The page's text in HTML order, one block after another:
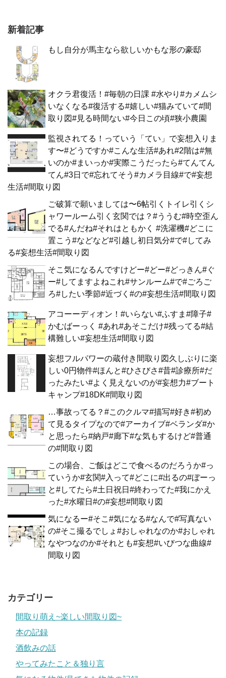
新着記事
もし自分が馬主なら欲しいかもな形の豪邸
オクラ君復活！#毎朝の日課 #水やり#カメムシ
いなくなる#復活する#嬉しい#猫みていて#間
取り図#見る時間ない#今日この頃#狭小農園
監視されてる！っていう「てい」で妄想入りま
す〜#どうですか#こんな生活#あれ#2階は#無
いのか#まいっか#実際こうだったら#てんてん
てん#3日で#忘れてそう#カメラ目線#で#妄想
生活#間取り図
ご破算で願いましては〜6帖引くトイレ引くシ
ャワールーム引く玄関では？#ううむ#時空歪ん
でる#んだね#それはともかく #洗濯機#どこに
置こう#などなど#引越し初日気分#で#してみ
る#妄想生活#間取り図
そこ気になるんですけどー#どー#どっきん#ぐ
ー#してますよねこれ#サンルーム#で#ごろご
ろ#したい季節#近づく#の#妄想生活#間取り図
アコーーディオン！#いらない#ふすま#障子#
かむばーっく #あれ#あそこだけ#残ってる#結
構難しい#妄想生活#間取り図
妄想フルパワーの蔵付き間取り図久しぶりに楽
しい0円物件#ほんと#ひさびさ#昔#診療所#だ
ったみたい#よく見えないのが#妄想力#ブート
キャンプ#18DK#間取り図
…事故ってる？#このクルマ#描写#好き#初め
て見るタイプなので#アーカイブ#ベランダ#か
と思ったら#納戸#廊下#な気もするけど#普通
の#間取り図
この場合、ご飯はどこで食べるのだろうか#っ
ていうか#玄関#入って#どこに#出るの#ぼーっ
と#してたら#土日祝日#終わってた#我にかえ
った#水曜日#の#妄想#間取り図
気になるー#そこ#気になる#なんで#写真ない
の#そこ撮るでしょ#おしゃれなのか#おしゃれ
なやつなのか#それとも#妄想#いびつな曲線#
間取り図
カテゴリー
間取り萌え~楽しい間取り図~
本の記録
酒飲みの話
やってみたこと＆独り言